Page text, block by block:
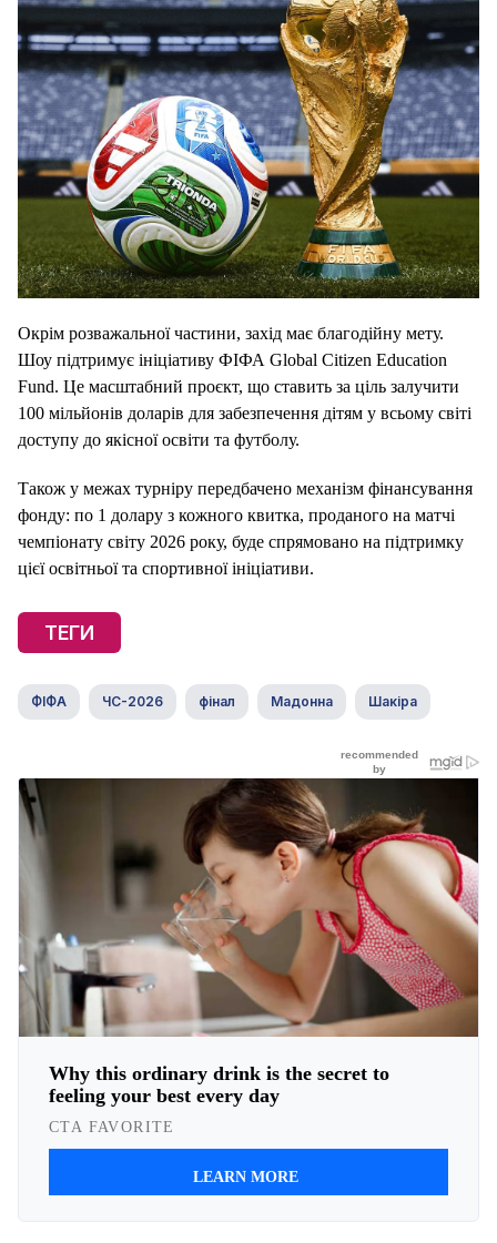
Окрім розважальної частини, захід має благодійну мету.
Шоу підтримує ініціативу ФІФА Global Citizen Education
Fund. Це масштабний проєкт, що ставить за ціль залучити
100 мільйонів доларів для забезпечення дітям у всьому світі
доступу до якісної освіти та футболу.
Також у межах турніру передбачено механізм фінансування
фонду: по 1 долару з кожного квитка, проданого на матчі
чемпіонату світу 2026 року, буде спрямовано на підтримку
цієї освітньої та спортивної ініціативи.
ТЕГИ
ФІФА ЧС-2026 фінал Мадонна Шакіра